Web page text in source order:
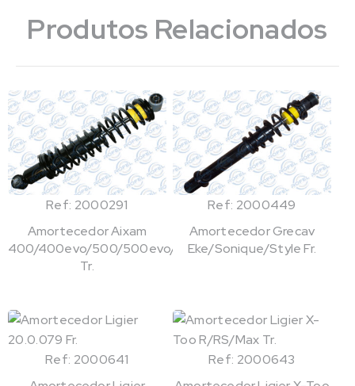
Produtos Relacionados
Ref: 2000291
Amortecedor Aixam
400/400evo/500/500evo/721
Tr.
Ref: 2000449
Amortecedor Grecav
Eke/Sonique/Style Fr.
Ref: 2000641
Ref: 2000643